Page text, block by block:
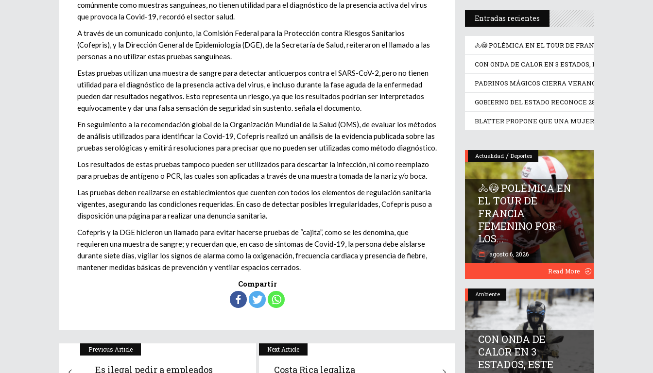
comúnmente como muestras sanguíneas, no tienen utilidad para el diagnóstico de la presencia activa del virus
que provoca la Covid-19, recordó el sector salud.
A través de un comunicado conjunto, la Comisión Federal para la Protección contra Riesgos Sanitarios
(Cofepris), y la Dirección General de Epidemiología (DGE), de la Secretaría de Salud, reiteraron el llamado a las
personas a no utilizar estas pruebas sanguíneas.
Estas pruebas utilizan una muestra de sangre para detectar anticuerpos contra el SARS-CoV-2, pero no tienen
utilidad para el diagnóstico de la presencia activa del virus, e incluso durante la fase aguda de la enfermedad
pueden dar resultados negativos. Esto representa un riesgo, ya que los resultados podrían ser interpretados
equívocamente y dar una falsa sensación de seguridad sin sustento. señala el documento.
En seguimiento a la recomendación global de la Organización Mundial de la Salud (OMS), de evaluar los métodos
de análisis utilizados para identificar la Covid-19, Cofepris realizó un análisis de la evidencia publicada sobre las
pruebas serológicas y emitirá resoluciones para precisar que no pueden ser utilizadas como método diagnóstico.
Los resultados de estas pruebas tampoco pueden ser utilizados para descartar la infección, ni como reemplazo
para pruebas de antígeno o PCR, las cuales son aplicadas a través de una muestra tomada de la nariz y/o boca.
Las pruebas deben realizarse en establecimientos que cuenten con todos los elementos de regulación sanitaria
vigentes, asegurando las condiciones requeridas. En caso de detectar posibles irregularidades, Cofepris puso a
disposición una página para realizar una denuncia sanitaria.
Cofepris y la DGE hicieron un llamado para evitar hacerse pruebas de “cajita”, como se les denomina, que
requieren una muestra de sangre; y recuerdan que, en caso de síntomas de Covid-19, la persona debe aislarse
durante siete días, vigilar los signos de alarma como la oxigenación, frecuencia cardiaca y presencia de fiebre,
mantener medidas básicas de prevención y ventilar espacios cerrados.
Compartir
Previous Article
Es ilegal pedir a empleados
Next Article
Costa Rica legaliza
Entradas recientes
🚴😳 POLÉMICA EN EL TOUR DE FRANCIA FEMENINO
CON ONDA DE CALOR EN 3 ESTADOS, ESTE JUEVES
PADRINOS MÁGICOS CIERRA VERANO CON
GOBIERNO DEL ESTADO RECONOCE 28 AÑOS DE
BLATTER PROPONE QUE UNA MUJER OCUPE LA
Actualidad / Deportes
🚴😳 POLÉMICA EN
EL TOUR DE
FRANCIA
FEMENINO POR
LOS...
agosto 6, 2026
Read More
Ambiente
CON ONDA DE
CALOR EN 3
ESTADOS, ESTE